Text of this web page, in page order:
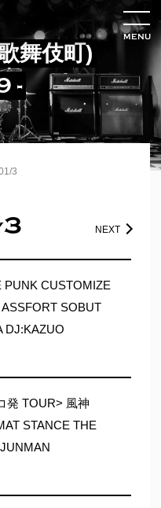
舞伎町)
-
MENU
3
3 NEXT
PUNK CUSTOMIZE
SOBUT
DJ:KAZUO
発 TOUR> 風神
STANCE THE